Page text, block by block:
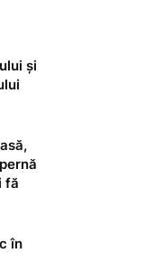
și
fă
în